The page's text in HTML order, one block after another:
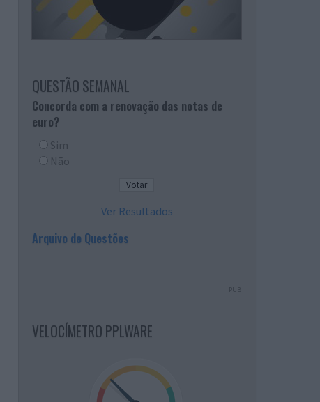
QUESTÃO SEMANAL
Concorda com a renovação das notas de
euro?
Sim
Não
Ver Resultados
Arquivo de Questões
PUB
VELOCÍMETRO PPLWARE